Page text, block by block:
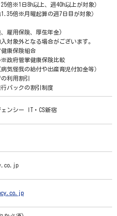
倍※1日8h以上、週40h以上が対象）
倍※月曜起算の週7日目が対象）
雇用保険、厚生年金)
対象外となる場合がございます。
康保険組合
※政府管掌健康保険比較
気怪我の給付や出産育児付加金等）
利用割引
パックの割引制度
ンシー IT・CS新宿